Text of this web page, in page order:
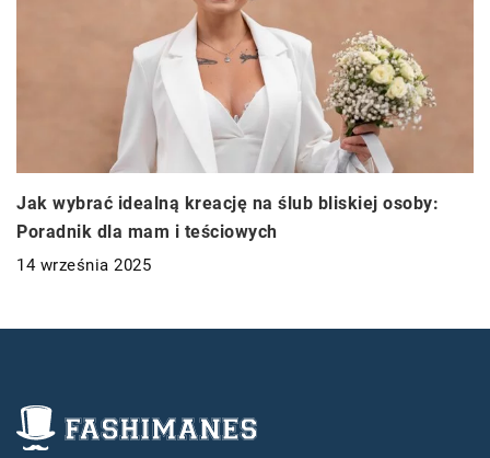
Jak wybrać idealną kreację na ślub bliskiej osoby:
Poradnik dla mam i teściowych
14 września 2025